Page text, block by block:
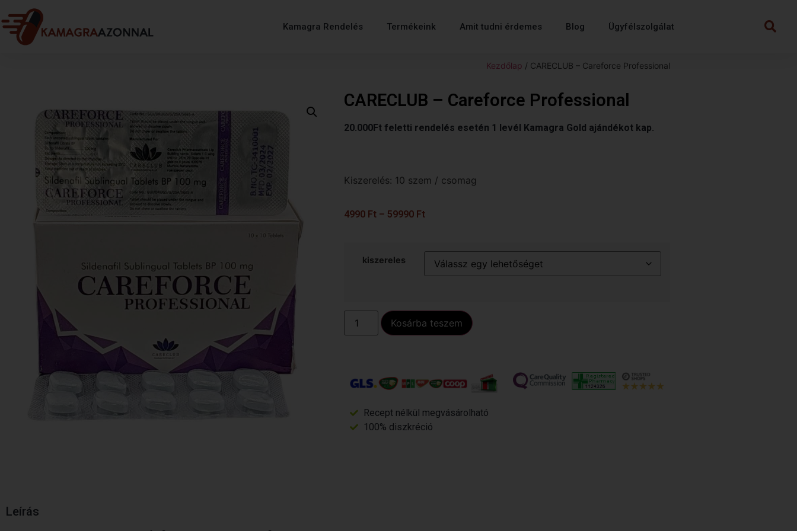
Kamagra Rendelés Termékeink Amit tudni érdemes Blog Ügyfélszolgálat
Kezdőlap / CARECLUB – Careforce Professional
CARECLUB – Careforce Professional
20.000Ft feletti rendelés esetén 1 levél Kamagra Gold ajándékot kap.
Kiszerelés: 10 szem / csomag
4990 Ft – 59990 Ft
kiszereles
Kosárba teszem
Recept nélkül megvásárolható
100% diszkréció
Leírás